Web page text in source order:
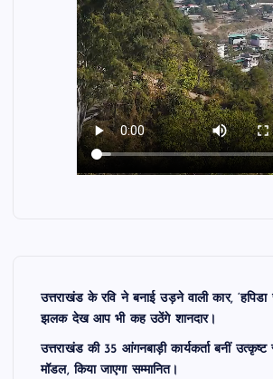
उत्तराखंड के रवि ने बनाई उड़ने वाली कार,
झलक देख आप भी कह उठेंगे शानदार।
उत्तराखंड की 35 आंगनबाड़ी कार्यकर्ता बनीं
मॉडल, किया जाएगा सम्मानित।